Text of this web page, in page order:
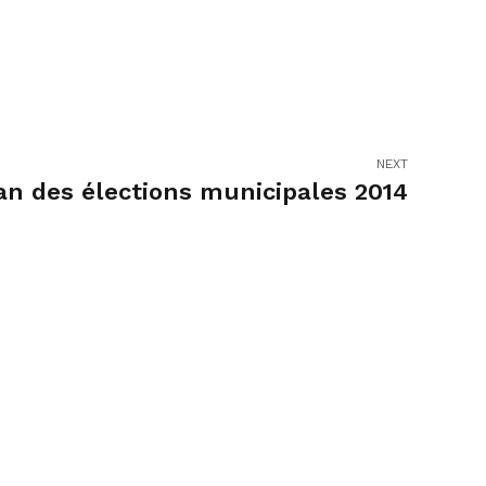
NEXT
des élections municipales 2014